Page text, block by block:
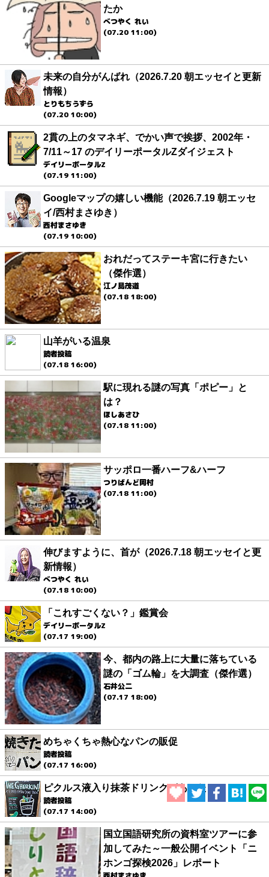
たか
べつやく れい
(07.20 11:00)
未来の自分がんばれ（2026.7.20 朝エッセイと更新
情報）
とりもちうずら
(07.20 10:00)
2貫の上のタマネギ、でかい声で挨拶、2002年・
7/11～17 のデイリーポータルZダイジェスト
デイリーポータルZ
(07.19 11:00)
Googleマップの嬉しい機能（2026.7.19 朝エッセ
イ/西村まさゆき）
西村まさゆき
(07.19 10:00)
おれだってステーキ宮に行きたい
（傑作選）
江ノ島茂道
(07.18 18:00)
山羊がいる温泉
読者投稿
(07.18 16:00)
駅に現れる謎の写真「ポピー」と
は？
ほしあさひ
(07.18 11:00)
サッポロ一番ハーフ&ハーフ
つりばんど岡村
(07.18 11:00)
伸びますように、首が（2026.7.18 朝エッセイと更
新情報）
べつやく れい
(07.18 10:00)
「これすごくない？」鑑賞会
デイリーポータルZ
(07.17 19:00)
今、都内の路上に大量に落ちている
謎の「ゴム輪」を大調査（傑作選）
石井公二
(07.17 18:00)
めちゃくちゃ熱心なパンの販促
読者投稿
(07.17 16:00)
ピクルス液入り抹茶ドリンクがあった
読者投稿
(07.17 14:00)
国立国語研究所の資料室ツアーに参
加してみた～一般公開イベント「ニ
ホンゴ探検2026」レポート